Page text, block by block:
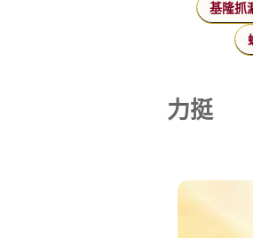
基隆抓
力挺